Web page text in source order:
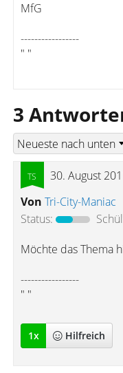
MfG
-----------------
" "
3
30. August
Von Tri-City-Maniac
Status:
Möchte das Thema
-----------------
" "
1x Hilfreich